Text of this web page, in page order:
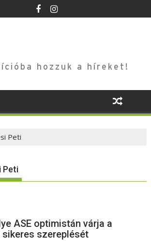
hozzuk a híreket!
Peti
Peti
ASE optimistán várja a
sikeres szereplését